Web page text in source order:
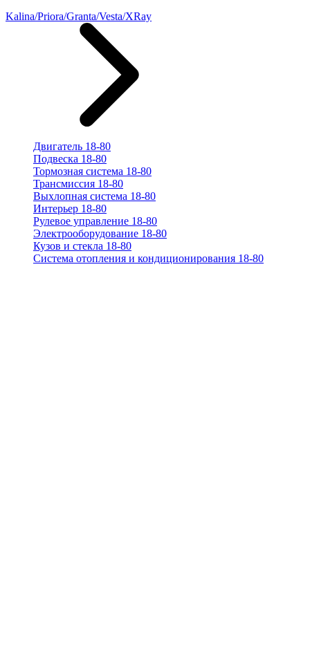
Kalina/Priora/Granta/Vesta/XRay
Двигатель 18-80
Подвеска 18-80
Тормозная система 18-80
Трансмиссия 18-80
Выхлопная система 18-80
Интерьер 18-80
Рулевое управление 18-80
Электрооборудование 18-80
Кузов и стекла 18-80
Система отопления и кондиционирования 18-80